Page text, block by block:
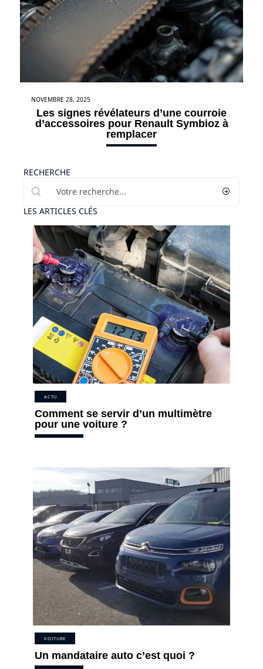
NOVEMBRE 28, 2025
Les signes révélateurs d’une courroie
d’accessoires pour Renault Symbioz à
remplacer
RECHERCHE
LES ARTICLES CLÉS
ACTU
Comment se servir d’un multimètre
pour une voiture ?
VOITURE
Un mandataire auto c’est quoi ?